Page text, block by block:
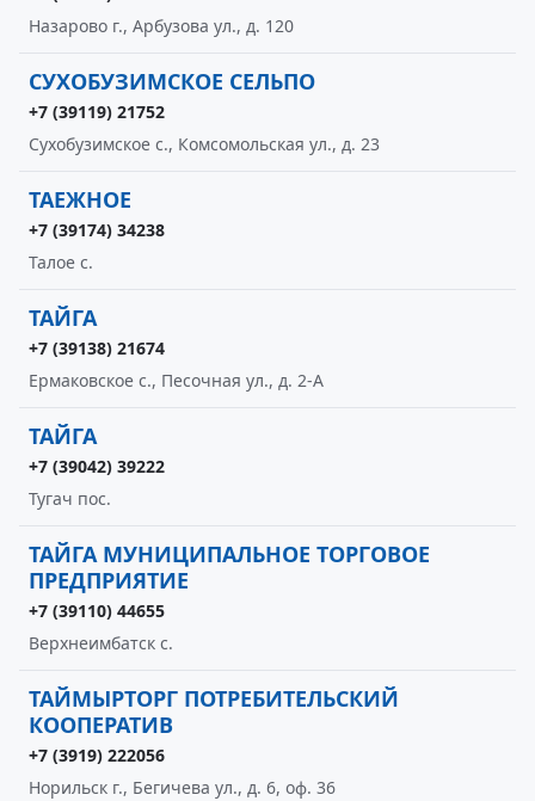
Назарово г., Арбузова ул., д. 120
СУХОБУЗИМСКОЕ СЕЛЬПО
+7 (39119) 21752
Сухобузимское с., Комсомольская ул., д. 23
ТАЕЖНОЕ
+7 (39174) 34238
Талое с.
ТАЙГА
+7 (39138) 21674
Ермаковское с., Песочная ул., д. 2-А
ТАЙГА
+7 (39042) 39222
Тугач пос.
ТАЙГА МУНИЦИПАЛЬНОЕ ТОРГОВОЕ
ПРЕДПРИЯТИЕ
+7 (39110) 44655
Верхнеимбатск с.
ТАЙМЫРТОРГ ПОТРЕБИТЕЛЬСКИЙ
КООПЕРАТИВ
+7 (3919) 222056
Норильск г., Бегичева ул., д. 6, оф. 36